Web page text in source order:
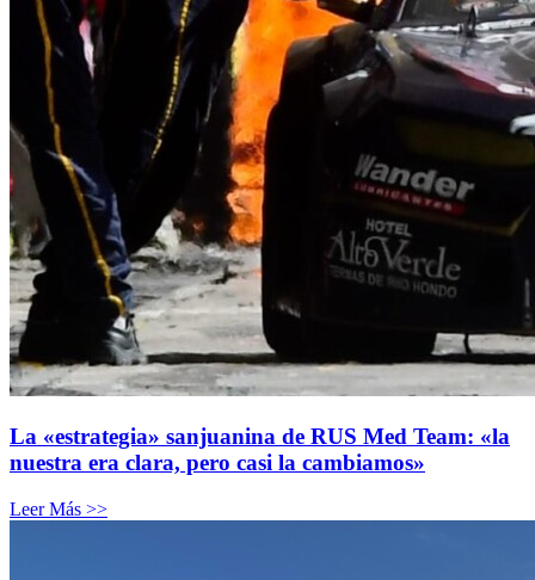
La «estrategia» sanjuanina de RUS Med Team: «la
nuestra era clara, pero casi la cambiamos»
Leer Más >>